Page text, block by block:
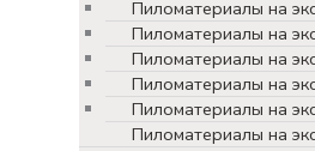
Пиломатериалы на
Пиломатериалы на
Пиломатериалы на
Пиломатериалы на
Пиломатериалы на
Пиломатериалы на